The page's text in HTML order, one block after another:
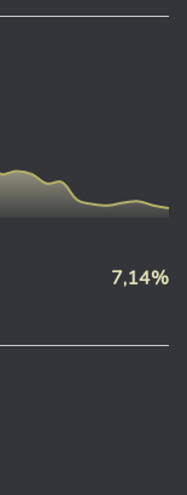
7,14%